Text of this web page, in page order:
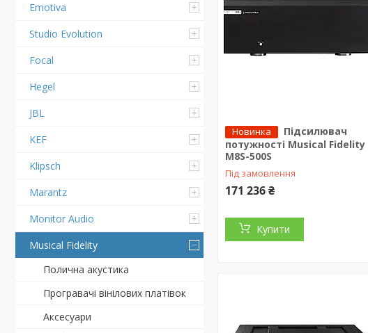
Emotiva
Studio Evolution
Focal
Hegel
JBL
KEF
Klipsch
Marantz
Monitor Audio
Musical Fidelity
Полична акустика
Програвачі вінілових платівок
Аксесуари
Новинка
Підсилювач
потужності Musical Fidelity
M8S-500S
Під замовлення
171 236 ₴
Купити